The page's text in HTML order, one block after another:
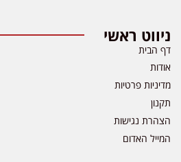
ניווט ראשי
דף הבית
אודות
מדיניות פרטיות
תקנון
הצהרת נגישות
המייל האדום